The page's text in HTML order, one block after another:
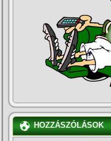
HOZZÁSZÓLÁSOK